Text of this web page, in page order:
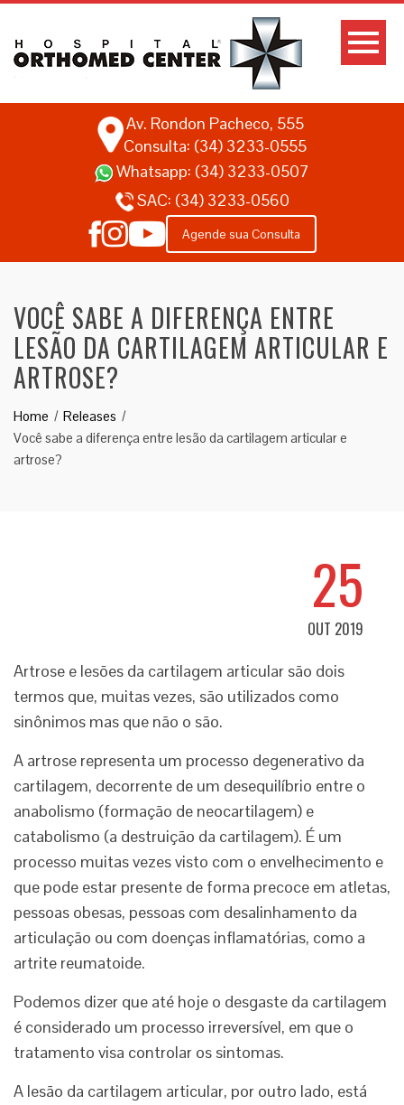
Av. Rondon Pacheco, 555
Consulta: (34) 3233-0555
Whatsapp: (34) 3233-0507
SAC: (34) 3233-0560
Agende sua Consulta
VOCÊ SABE A DIFERENÇA ENTRE
LESÃO DA CARTILAGEM ARTICULAR E
ARTROSE?
Home
Releases
Você sabe a diferença entre lesão da cartilagem articular e
artrose?
25
OUT 2019
Artrose e lesões da cartilagem articular são dois
termos que, muitas vezes, são utilizados como
sinônimos mas que não o são.
A artrose representa um processo degenerativo da
cartilagem, decorrente de um desequilíbrio entre o
anabolismo (formação de neocartilagem) e
catabolismo (a destruição da cartilagem). É um
processo muitas vezes visto com o envelhecimento e
que pode estar presente de forma precoce em atletas,
pessoas obesas, pessoas com desalinhamento da
articulação ou com doenças inflamatórias, como a
artrite reumatoide.
Podemos dizer que até hoje o desgaste da cartilagem
é considerado um processo irreversível, em que o
tratamento visa controlar os sintomas.
A lesão da cartilagem articular, por outro lado, está